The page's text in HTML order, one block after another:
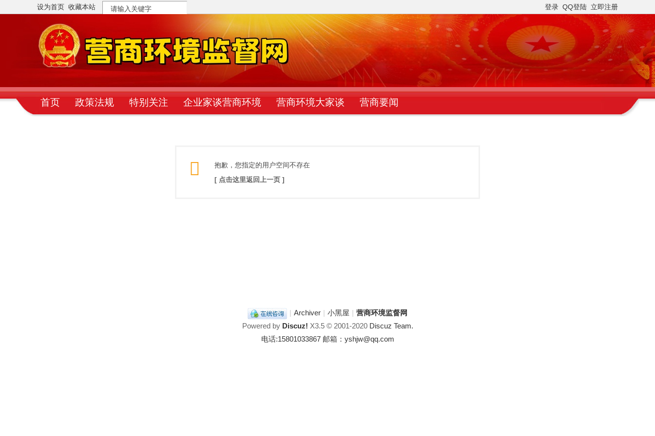
设为首页 收藏本站
搜
索
登录 QQ登陆 立即注册
首页 政策法规 特别关注 企业家谈营商环境 营商环境大家谈 营商要闻
抱歉，您指定的用户空间不存在
[ 点击这里返回上一页 ]
| Archiver | 小黑屋 | 营商环境监督网
Powered by Discuz! X3.5© 2001-2020 Discuz Team.
电话:15801033867 邮箱：yshjw@qq.com